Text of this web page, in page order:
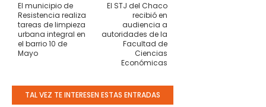
El STJ del Chaco
recibió en
audiencia a
autoridades de la
Facultad de
Ciencias
Económicas
El municipio de
Resistencia realiza
tareas de limpieza
urbana integral en
el barrio 10 de
Mayo
TAL VEZ TE INTERESEN ESTAS ENTRADAS